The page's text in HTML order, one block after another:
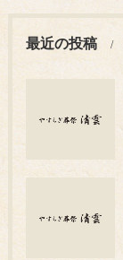
最近の投稿